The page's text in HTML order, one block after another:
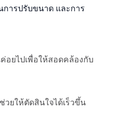
ารปรับขนาด และการ
อยไปเพื่อให้สอดคล้องกับ
ยให้ตัดสินใจได้เร็วขึ้น